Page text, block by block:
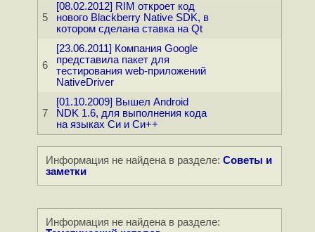
5
[08.02.2012] RIM откроет код
нового Blackberry Native SDK, в
котором сделана ставка на Qt
6
[23.06.2011] Компания Google
представила пакет для
тестирования web-приложений
NativeDriver
7
[01.10.2009] Вышел Android
NDK 1.6, для выполнения кода
на языках Си и Си++
Информация не найдена в разделе: Советы и
заметки
Информация не найдена в разделе: